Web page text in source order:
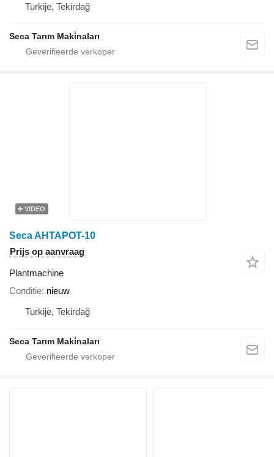
Turkije, Tekirdağ
Seca Tarım Maki̇naları
VIDEO
Seca AHTAPOT-10
Prijs op aanvraag
Plantmachine
Conditie nieuw
Turkije, Tekirdağ
Seca Tarım Maki̇naları